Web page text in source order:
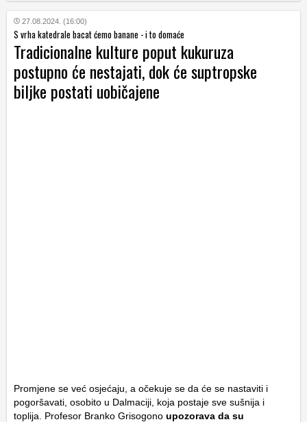
27.08.2024. (16:00)
S vrha katedrale bacat ćemo banane - i to domaće
Tradicionalne kulture poput kukuruza
postupno će nestajati, dok će suptropske
biljke postati uobičajene
Promjene se već osjećaju, a očekuje se da će se nastaviti i
pogoršavati, osobito u Dalmaciji, koja postaje sve sušnija i
toplija. Profesor Branko Grisogono upozorava da su